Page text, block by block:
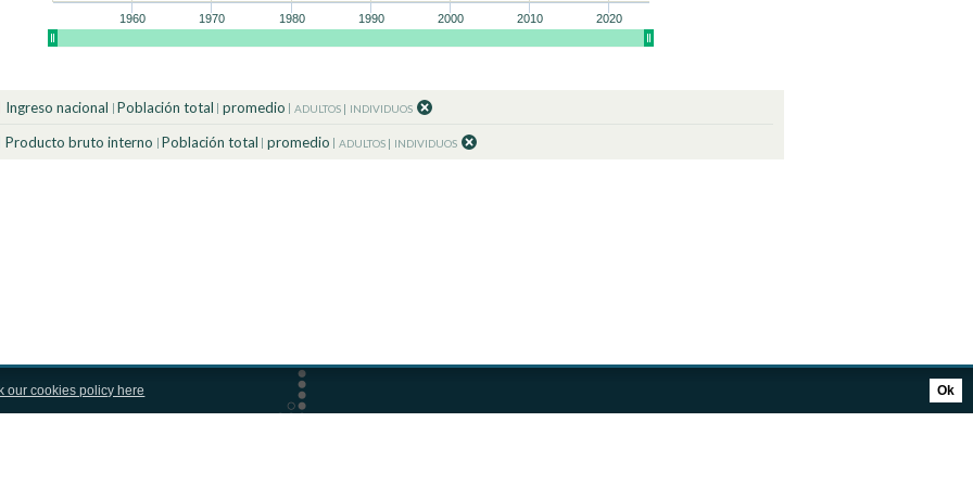
our cookies policy here Ok
1960 1970 1980 1990 2000 2010 2020
Ingreso nacional Población total promedio ADULTOS INDIVIDUOS
Producto bruto interno Población total promedio ADULTOS INDIVIDUOS